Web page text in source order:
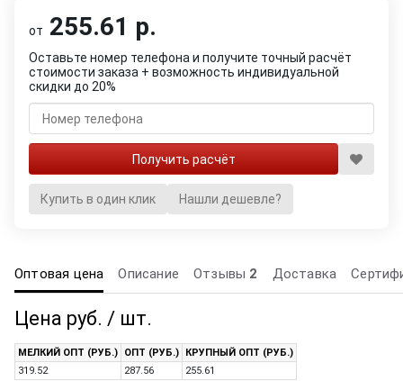
от 255.61 р.
Оставьте номер телефона и получите точный расчёт
стоимости заказа + возможность индивидуальной
скидки до 20%
Купить в один клик Нашли дешевле?
Оптовая цена Описание Отзывы 2 Доставка
Цена руб. / шт.
МЕЛКИЙ ОПТ (РУБ.) ОПТ (РУБ.)
КРУПНЫЙ ОПТ (РУБ.)
319.52
287.56 255.61